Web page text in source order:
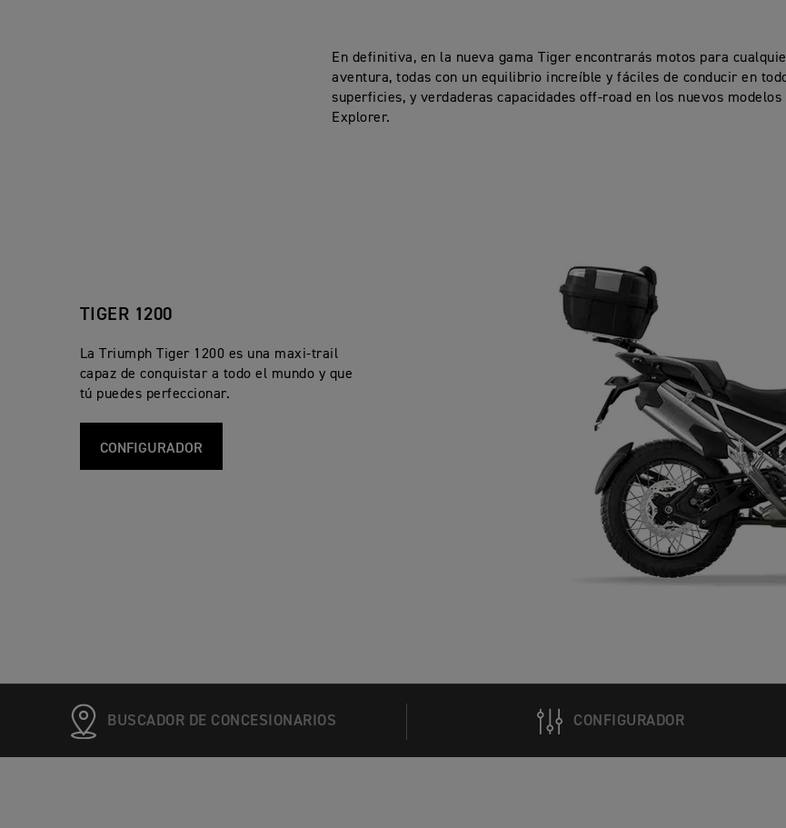
En definitiva, en la nueva gama Tiger encontrarás motos para
aventura, todas con un equilibrio increíble y fáciles de conducir en
superficies, y verdaderas capacidades off-road en los nuevos
Explorer.
TIGER 1200
La Triumph Tiger 1200 es una maxi-trail
capaz de conquistar a todo el mundo y que
tú puedes perfeccionar.
CONFIGURADOR
BUSCADOR DE CONCESIONARIOS CONFIGURADOR